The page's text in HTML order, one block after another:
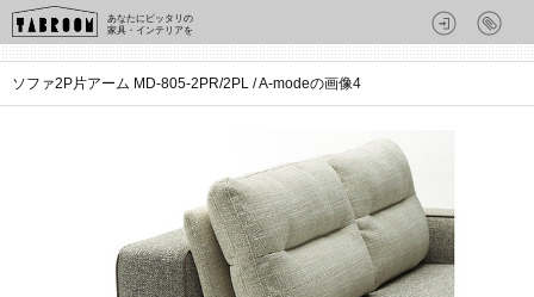
あなたにピッタリの
家具・インテリアを
ソファ2P片アーム MD-805-2PR/2PL / A-modeの画像4